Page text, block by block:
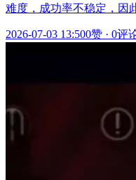
难度，成功率不稳定，因
2026-07-03 13:500赞 · 0评